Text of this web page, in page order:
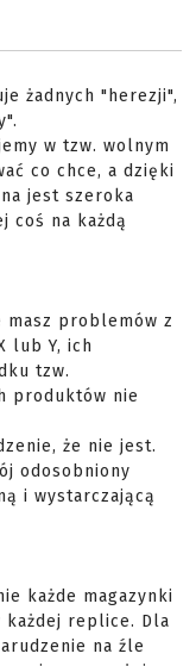
żadnych "herezji",
w tzw. wolnym
co chce, a dzięki
jest szeroka
coś na każdą
masz problemów z
lub Y, ich
tzw.
produktów nie
że nie jest.
odosobniony
i wystarczającą
każde magazynki
każdej replice. Dla
na źle